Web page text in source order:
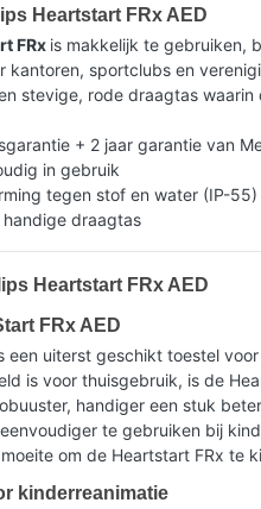
Heartstart FRx AED
FRx is makkelijk te gebruiken,
kantoren, sportclubs en
stevige, rode draagtas
+ 2 jaar garantie van
in gebruik
tegen stof en water (IP-55)
handige draagtas
Heartstart FRx AED
FRx AED
een uiterst geschikt toestel
is voor thuisgebruik, is de
handiger een stuk
te gebruiken bij
om de Heartstart FRx te
kinderreanimatie